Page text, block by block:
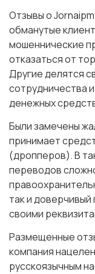
Отзывы о
обманутые
мошеннические
отказаться от
Другие делятся
сотрудничества
денежных
Были замечены
принимает
(дропперов). В
переводов
так и
своими
Размещенные
компания
русскоязычным